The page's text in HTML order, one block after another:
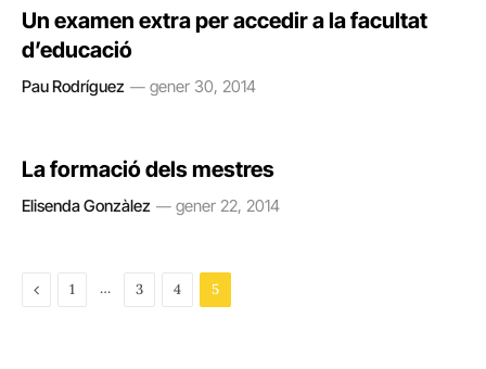
Un examen extra per accedir a la facultat
d’educació
Pau Rodríguez gener 30, 2014
La formació dels mestres
Elisenda Gonzàlez gener 22, 2014
Previous
1 … 3 4 5